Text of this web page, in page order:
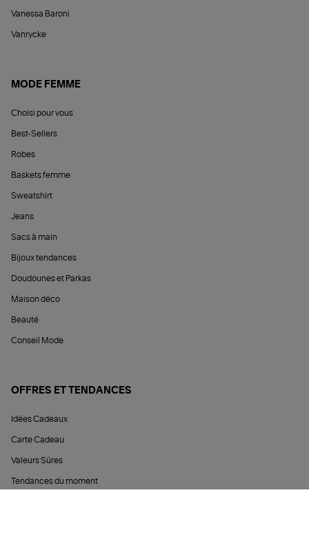
Vanessa Baroni
Vanrycke
MODE FEMME
Choisi pour vous
Best-Sellers
Robes
Baskets femme
Sweatshirt
Jeans
Sacs à main
Bijoux tendances
Doudounes et Parkas
Maison déco
Beauté
Conseil Mode
OFFRES ET TENDANCES
Idées Cadeaux
Carte Cadeau
Valeurs Sûres
Tendances du moment